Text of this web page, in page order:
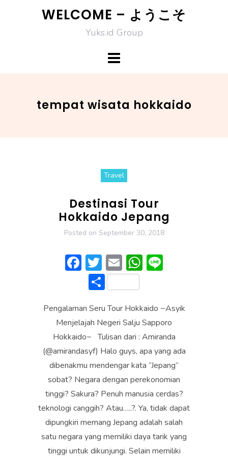
WELCOME – ようこそ
Yuks.id Group
tempat wisata hokkaido
Travel
Destinasi Tour
Hokkaido Jepang
Posted on September 30, 2018
F
ac
e
b
o
ok
T
w
itt
er
E
m
ai
l
W
s
A
p
p
S
ar
e
Pengalaman Seru Tour Hokkaido ~Asyik
Menjelajah Negeri Salju Sapporo
Hokkaido~ Tulisan dari : Amiranda
(@amirandasyf) Halo guys, apa yang ada
dibenakmu mendengar kata “Jepang”
sobat? Negara dengan perekonomian
tinggi? Sakura? Penuh manusia cerdas?
teknologi canggih? Atau…..?. Ya, tidak dapat
dipungkiri memang Jepang adalah salah
satu negara yang memiliki daya tarik yang
tinggi untuk dikunjungi. Selain memiliki